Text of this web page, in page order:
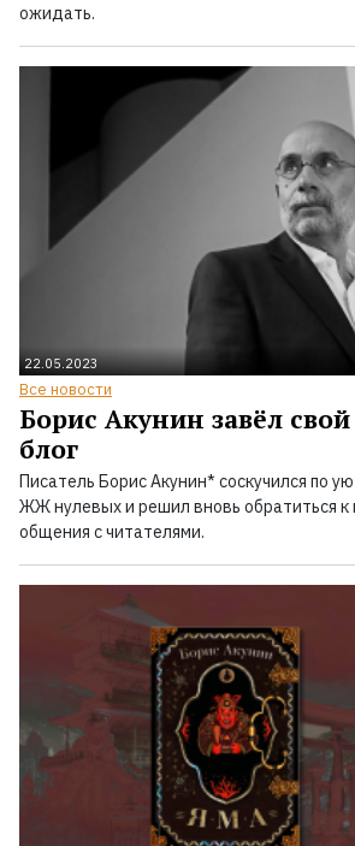
ожидать.
22.05.2023
Все новости
Борис Акунин завёл
блог
Писатель Борис Акунин* соскучился по
ЖЖ нулевых и решил вновь обратиться
общения с читателями.